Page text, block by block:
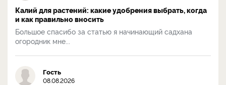
Калий для растений: какие удобрения выбрать, когда
и как правильно вносить
Большое спасибо за статью я начинающий садхана
огородник мне...
Гость
08.08.2026